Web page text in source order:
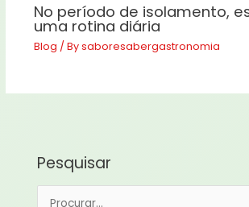
No período de isolamento,
uma rotina diária
Blog / Bysaboresabergastronomia
Pesquisar